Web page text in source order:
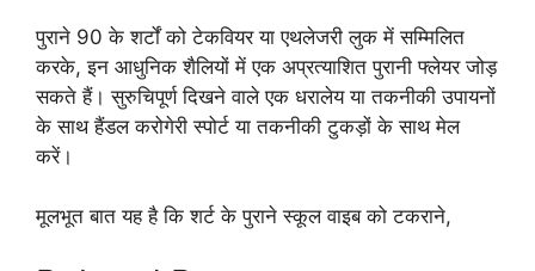
पुराने 90 के शर्टों को टेकवियर या एथलेजरी लुक में सम्मिलित
करके, इन आधुनिक शैलियों में एक अप्रत्याशित पुरानी फ्लेयर जोड़
सकते हैं। सुरुचिपूर्ण दिखने वाले एक धरालेय या तकनीकी उपायनों
के साथ हैंडल करोगेरी स्पोर्ट या तकनीकी टुकड़ों के साथ मेल
करें।
मूलभूत बात यह है कि शर्ट के पुराने स्कूल वाइब को टकराने,